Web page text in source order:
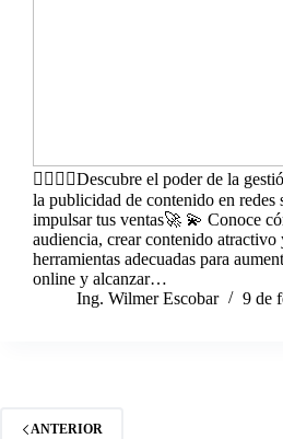
🙋‍♀🙋‍♂Descubre el poder de la
la publicidad de contenido en redes
impulsar tus ventas🚀 💫 Conoce
audiencia, crear contenido
herramientas adecuadas para
online y alcanzar…
Ing. Wilmer Escobar
9 de
ANTERIOR